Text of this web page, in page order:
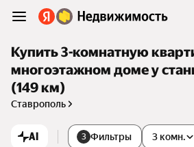
Купить 3-комнатную
многоэтажном доме у
(149 км)
Ставрополь
AI 3 Фильтры 3 комн.